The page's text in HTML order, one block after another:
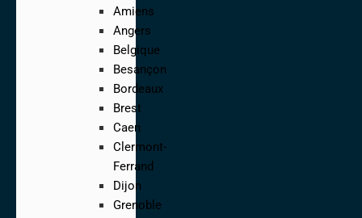
Amiens
Angers
Belgique
Besançon
Bordeaux
Brest
Caen
Clermont-
Ferrand
Dijon
Grenoble